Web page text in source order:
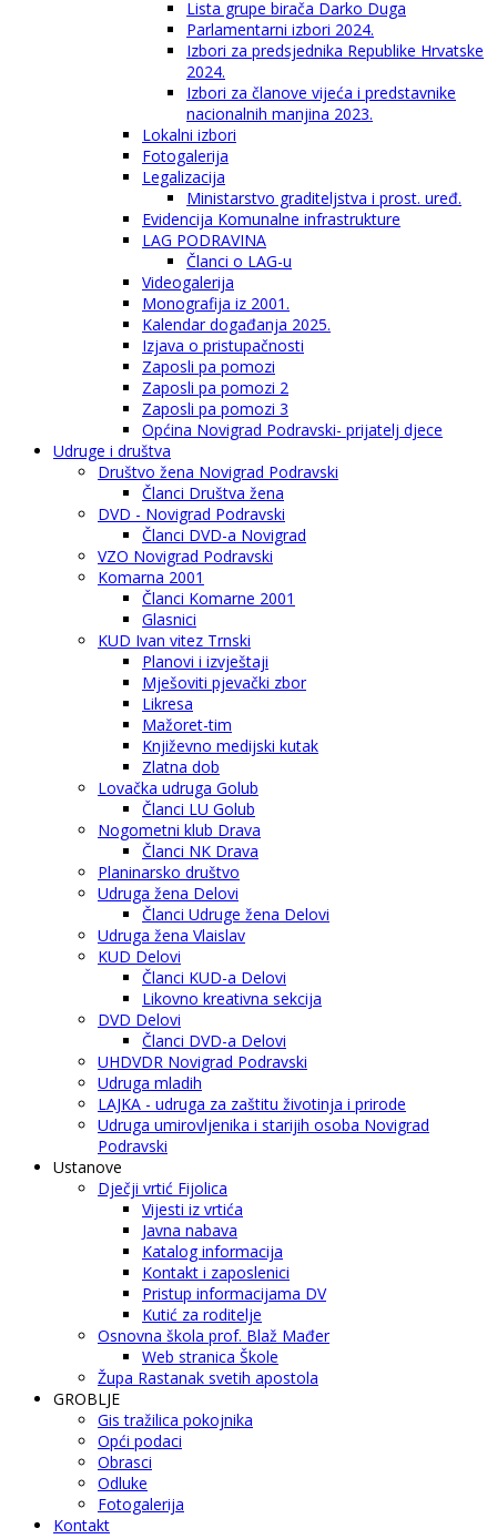
Lista grupe birača Darko Duga
Parlamentarni izbori 2024.
Izbori za predsjednika Republike Hrvatske
2024.
Izbori za članove vijeća i predstavnike
nacionalnih manjina 2023.
Lokalni izbori
Fotogalerija
Legalizacija
Ministarstvo graditeljstva i prost. uređ.
Evidencija Komunalne infrastrukture
LAG PODRAVINA
Članci o LAG-u
Videogalerija
Monografija iz 2001.
Kalendar događanja 2025.
Izjava o pristupačnosti
Zaposli pa pomozi
Zaposli pa pomozi 2
Zaposli pa pomozi 3
Općina Novigrad Podravski- prijatelj djece
Udruge i društva
Društvo žena Novigrad Podravski
Članci Društva žena
DVD - Novigrad Podravski
Članci DVD-a Novigrad
VZO Novigrad Podravski
Komarna 2001
Članci Komarne 2001
Glasnici
KUD Ivan vitez Trnski
Planovi i izvještaji
Mješoviti pjevački zbor
Likresa
Mažoret-tim
Književno medijski kutak
Zlatna dob
Lovačka udruga Golub
Članci LU Golub
Nogometni klub Drava
Članci NK Drava
Planinarsko društvo
Udruga žena Delovi
Članci Udruge žena Delovi
Udruga žena Vlaislav
KUD Delovi
Članci KUD-a Delovi
Likovno kreativna sekcija
DVD Delovi
Članci DVD-a Delovi
UHDVDR Novigrad Podravski
Udruga mladih
LAJKA - udruga za zaštitu životinja i prirode
Udruga umirovljenika i starijih osoba Novigrad
Podravski
Ustanove
Dječji vrtić Fijolica
Vijesti iz vrtića
Javna nabava
Katalog informacija
Kontakt i zaposlenici
Pristup informacijama DV
Kutić za roditelje
Osnovna škola prof. Blaž Mađer
Web stranica Škole
Župa Rastanak svetih apostola
GROBLJE
Gis tražilica pokojnika
Opći podaci
Obrasci
Odluke
Fotogalerija
Kontakt